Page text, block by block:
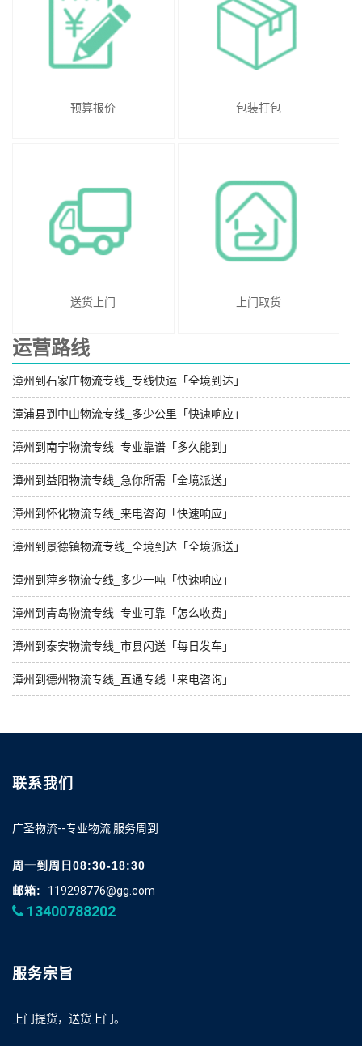
预算报价 包装打包
送货上门 上门取货
运营路线
漳州到石家庄物流专线_专线快运「全境到达」
漳浦县到中山物流专线_多少公里「快速响应」
漳州到南宁物流专线_专业靠谱「多久能到」
漳州到益阳物流专线_急你所需「全境派送」
漳州到怀化物流专线_来电咨询「快速响应」
漳州到景德镇物流专线_全境到达「全境派送」
漳州到萍乡物流专线_多少一吨「快速响应」
漳州到青岛物流专线_专业可靠「怎么收费」
漳州到泰安物流专线_市县闪送「每日发车」
漳州到德州物流专线_直通专线「来电咨询」
联系我们
广圣物流--专业物流 服务周到
周一到周日08:30-18:30
邮箱:
119298776@gg.com
13400788202
服务宗旨
上门提货，送货上门。